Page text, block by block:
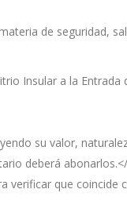
de seguridad,
Insular a la Entrada
su valor,
deberá
verificar que coincide